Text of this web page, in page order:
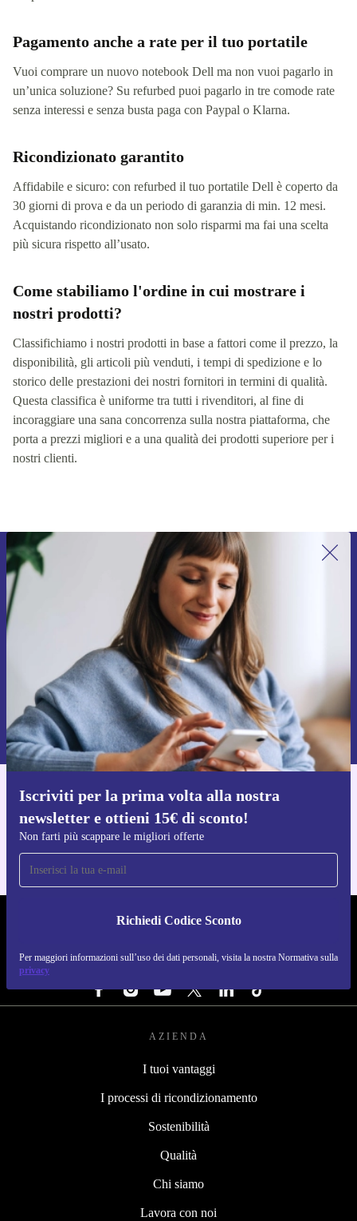
Pagamento anche a rate per il tuo portatile
Vuoi comprare un nuovo notebook Dell ma non vuoi pagarlo in
un’unica soluzione? Su refurbed puoi pagarlo in tre comode rate
senza interessi e senza busta paga con Paypal o Klarna.
Ricondizionato garantito
Affidabile e sicuro: con refurbed il tuo portatile Dell è coperto da
30 giorni di prova e da un periodo di garanzia di min. 12 mesi.
Acquistando ricondizionato non solo risparmi ma fai una scelta
più sicura rispetto all’usato.
Come stabiliamo l'ordine in cui mostrare i
nostri prodotti?
Classifichiamo i nostri prodotti in base a fattori come il prezzo, la
disponibilità, gli articoli più venduti, i tempi di spedizione e lo
storico delle prestazioni dei nostri fornitori in termini di qualità.
Questa classifica è uniforme tra tutti i rivenditori, al fine di
incoraggiare una sana concorrenza sulla nostra piattaforma, che
porta a prezzi migliori e a una qualità dei prodotti superiore per i
nostri clienti.
Iscriviti per la prima volta alla nostra
newsletter e ottieni 15€ di sconto!
Non farti più scappare le migliori offerte
Richiedi Codice Sconto
Per maggiori informazioni sull’uso dei dati personali, visita la nostra Normativa sulla
privacy
Iscriviti per la prima volta alla nostra
newsletter e ottieni 15€ di sconto!
Non farti più scappare le migliori offerte.
Richiedi codice sconto
Per maggiori informazioni sull’uso dei dati personali, visita la nostra
Normativa sulla privacy
Scarica l'app di refurbed
Per iOS e Android
REFURBED ITALIA - RETHINK NEW.
SEGUICI SU
AZIENDA
I tuoi vantaggi
I processi di ricondizionamento
Sostenibilità
Qualità
Chi siamo
Lavora con noi